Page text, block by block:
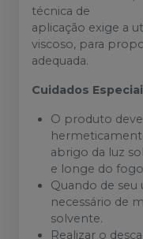
técnica de
aplicação exige a
viscoso, para
adequada.
Cuidados
O produto
abrigo da luz
e longe do
Quando de
necessário de
solvente.
Realizar o